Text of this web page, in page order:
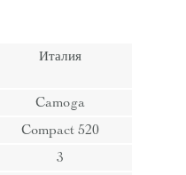
Италия
Camoga
Compact 520
3